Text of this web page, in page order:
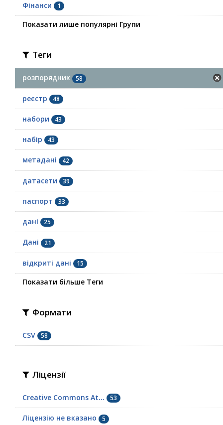
Фінанси 1
Показати лише популярні Групи
Теги
розпорядник 58
реєстр 48
набори 43
набір 43
метадані 42
датасети 39
паспорт 33
дані 25
Дані 21
відкриті дані 15
Показати більше Теги
Формати
CSV 58
Ліцензії
Creative Commons At... 53
Ліцензію не вказано 5